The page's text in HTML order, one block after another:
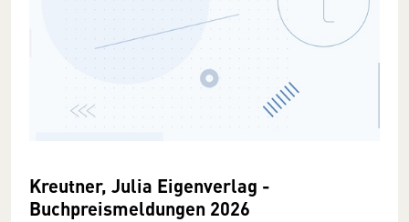
Kreutner, Julia Eigenverlag -
Buchpreismeldungen 2026